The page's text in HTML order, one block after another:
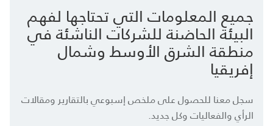
جميع المعلومات التي تحتاجها لفهم
البيئة الحاضنة للشركات الناشئة في
منطقة الشرق الأوسط وشمال
إفريقيا
سجل معنا للحصول على ملخص إسبوعي بالتقارير ومقالات
الرأي والفعاليات وكل جديد.